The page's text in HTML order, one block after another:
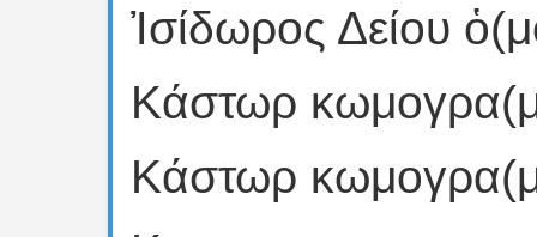
Ἰσίδωρος Δείου
Κάστωρ
Κάστωρ